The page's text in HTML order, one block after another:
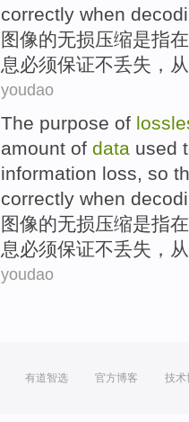
correctly when
图像的无损压缩是指
息必须保证不丢失 ，
youdao
The purpose of
amount of data used
information loss, so
correctly when
图像的无损压缩是指
息必须保证不丢失 ，
youdao
有道智选 官方博客 技术